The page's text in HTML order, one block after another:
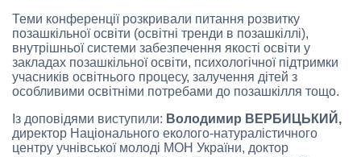
Теми конференції розкривали питання розвитку
позашкільної освіти (освітні тренди в позашкіллі),
внутрішньої системи забезпечення якості освіти у
закладах позашкільної освіти, психологічної підтримки
учасників освітнього процесу, залучення дітей з
особливими освітніми потребами до позашкілля тощо.
Із доповідями виступили: Володимир ВЕРБИЦЬКИЙ,
директор Національного еколого-натуралістичного
центру учнівської молоді МОН України, доктор